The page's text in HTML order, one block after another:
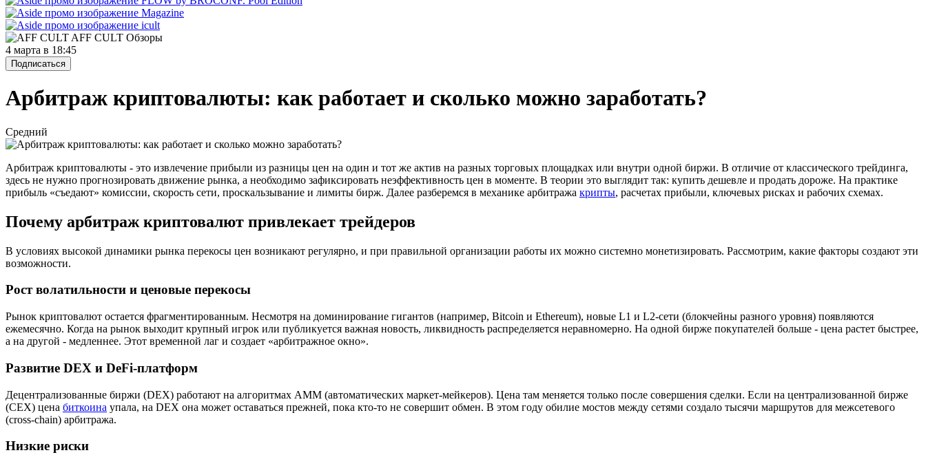
AFF CULT Обзоры
4 марта в 18:45
Подписаться
Арбитраж криптовалюты: как работает и сколько можно заработать?
Средний
Арбитраж криптовалюты - это извлечение прибыли из разницы цен на один и тот же актив на разных торговых площадках или внутри одной биржи. В отличие от классического трейдинга,
здесь не нужно прогнозировать движение рынка, а необходимо зафиксировать неэффективность цен в моменте. В теории это выглядит так: купить дешевле и продать дороже. На практике
прибыль «съедают» комиссии, скорость сети, проскальзывание и лимиты бирж. Далее разберемся в механике арбитража крипты, расчетах прибыли, ключевых рисках и рабочих схемах.
Почему арбитраж криптовалют привлекает трейдеров
В условиях высокой динамики рынка перекосы цен возникают регулярно, и при правильной организации работы их можно системно монетизировать. Рассмотрим, какие факторы создают эти
возможности.
Рост волатильности и ценовые перекосы
Рынок криптовалют остается фрагментированным. Несмотря на доминирование гигантов (например, Bitcoin и Ethereum), новые L1 и L2-сети (блокчейны разного уровня) появляются
ежемесячно. Когда на рынок выходит крупный игрок или публикуется важная новость, ликвидность распределяется неравномерно. На одной бирже покупателей больше - цена растет быстрее,
а на другой - медленнее. Этот временной лаг и создает «арбитражное окно».
Развитие DEX и DeFi-платформ
Децентрализованные биржи (DEX) работают на алгоритмах AMM (автоматических маркет-мейкеров). Цена там меняется только после совершения сделки. Если на централизованной бирже
(CEX) цена биткоина упала, на DEX она может оставаться прежней, пока кто-то не совершит обмен. В этом году обилие мостов между сетями создало тысячи маршрутов для межсетевого
(cross-chain) арбитража.
Низкие риски